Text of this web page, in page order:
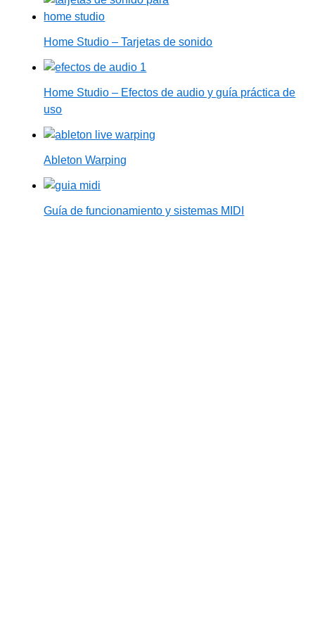
Home Studio – Tarjetas de sonido
Home Studio – Efectos de audio y guía práctica de
uso
Ableton Warping
Guía de funcionamiento y sistemas MIDI